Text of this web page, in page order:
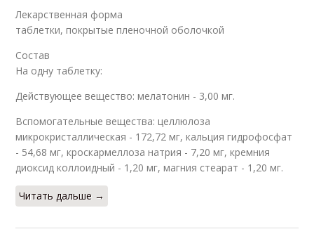
Лекарственная форма
таблетки, покрытые пленочной оболочкой
Состав
На одну таблетку:
Действующее вещество: мелатонин - 3,00 мг.
Вспомогательные вещества: целлюлоза
микрокристаллическая - 172,72 мг, кальция гидрофосфат
- 54,68 мг, кроскармеллоза натрия - 7,20 мг, кремния
диоксид коллоидный - 1,20 мг, магния стеарат - 1,20 мг.
Читать дальше →